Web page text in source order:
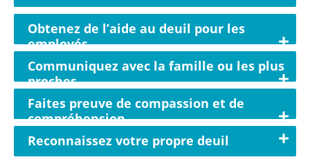
Obtenez de l’aide au deuil pour les
employés
Communiquez avec la famille ou les plus
proches
Faites preuve de compassion et de
compréhension
Reconnaissez votre propre deuil